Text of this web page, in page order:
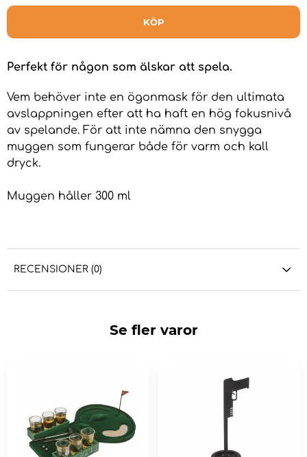
KÖP
Perfekt för någon som älskar att spela.
Vem behöver inte en ögonmask för den ultimata
avslappningen efter att ha haft en hög fokusnivå
av spelande. För att inte nämna den snygga
muggen som fungerar både för varm och kall
dryck.
Muggen håller 300 ml
RECENSIONER (0)
Se fler varor